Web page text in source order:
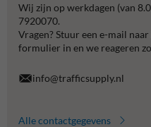
Wij zijn op werkdagen (van
7920070.
Vragen? Stuur een e-mail naar
formulier in en we reageren
info@trafficsupply.nl
Alle contactgegevens